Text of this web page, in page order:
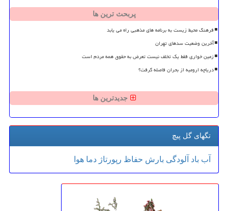
پربحث ترین ها
فرهنگ محیط زیست به برنامه های مذهبی راه می یابد
آخرین وضعیت سدهای تهران
زمین خواری فقط یک تخلف نیست تعرض به حقوق همه مردم است
دریاچه ارومیه از بحران فاصله گرفت؟
جدیدترین ها
تگهای گل پیچ
آب باد آلودگی بارش حفاظ رپورتاژ دما هوا